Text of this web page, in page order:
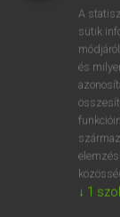
surge chamber
⚲ surge
DÍJMENTES
A
sütik
és
↓ 1
n